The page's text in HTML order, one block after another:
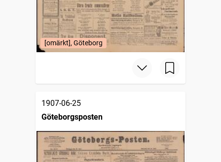
[omärkt], Göteborg
1907-06-25
Göteborgsposten